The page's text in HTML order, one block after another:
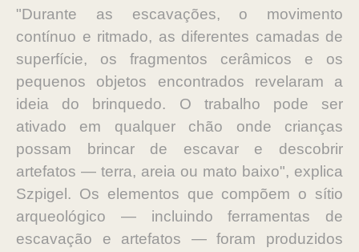
"Durante as escavações, o movimento
contínuo e ritmado, as diferentes camadas de
superfície, os fragmentos cerâmicos e os
pequenos objetos encontrados revelaram a
ideia do brinquedo. O trabalho pode ser
ativado em qualquer chão onde crianças
possam brincar de escavar e descobrir
artefatos — terra, areia ou mato baixo", explica
Szpigel. Os elementos que compõem o sítio
arqueológico — incluindo ferramentas de
escavação e artefatos — foram produzidos